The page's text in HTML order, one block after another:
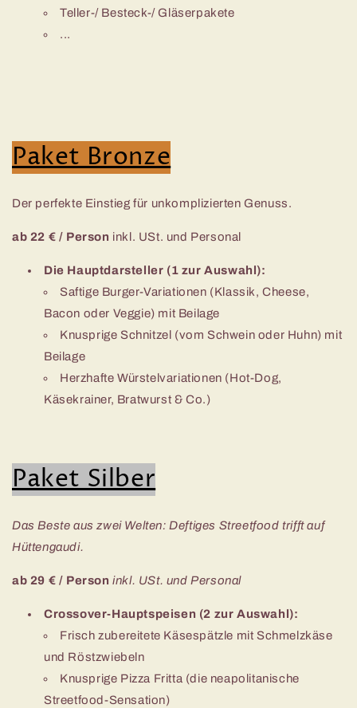
Teller-/ Besteck-/ Gläserpakete
...
Paket Bronze
Der perfekte Einstieg für unkomplizierten Genuss.
ab 22 € / Person inkl. USt. und Personal
Die Hauptdarsteller (1 zur Auswahl):
Saftige Burger-Variationen (Klassik, Cheese,
Bacon oder Veggie) mit Beilage
Knusprige Schnitzel (vom Schwein oder Huhn) mit
Beilage
Herzhafte Würstelvariationen (Hot-Dog,
Käsekrainer, Bratwurst & Co.)
Paket Silber
Das Beste aus zwei Welten: Deftiges Streetfood trifft auf
Hüttengaudi.
ab 29 € / Person inkl. USt. und Personal
Crossover-Hauptspeisen (2 zur Auswahl):
Frisch zubereitete Käsespätzle mit Schmelzkäse
und Röstzwiebeln
Knusprige Pizza Fritta (die neapolitanische
Streetfood-Sensation)